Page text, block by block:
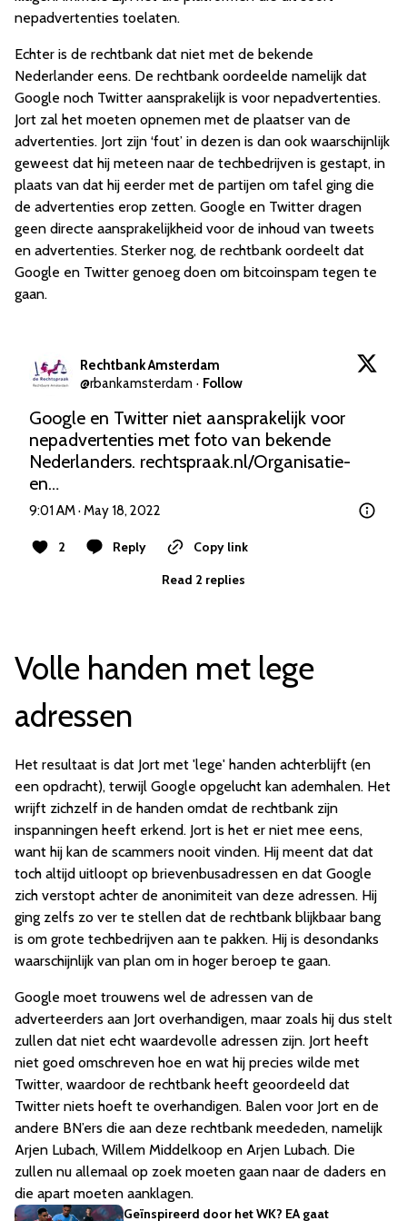
nepadvertenties toelaten.
Echter is de rechtbank dat niet met de bekende
Nederlander eens. De rechtbank oordeelde namelijk dat
Google noch Twitter aansprakelijk is voor nepadvertenties.
Jort zal het moeten opnemen met de plaatser van de
advertenties. Jort zijn ‘fout’ in dezen is dan ook waarschijnlijk
geweest dat hij meteen naar de techbedrijven is gestapt, in
plaats van dat hij eerder met de partijen om tafel ging die
de advertenties erop zetten. Google en Twitter dragen
geen directe aansprakelijkheid voor de inhoud van tweets
en advertenties. Sterker nog, de rechtbank oordeelt dat
Google en Twitter genoeg doen om bitcoinspam tegen te
gaan.
Rechtbank Amsterdam
@rbankamsterdam · Follow
Google en Twitter niet aansprakelijk voor
nepadvertenties met foto van bekende
Nederlanders. rechtspraak.nl/Organisatie-
en…
9:01 AM · May 18, 2022
2 Reply
Copy link
Read 2 replies
Volle handen met lege
adressen
Het resultaat is dat Jort met 'lege' handen achterblijft (en
een opdracht), terwijl Google opgelucht kan ademhalen. Het
wrijft zichzelf in de handen omdat de rechtbank zijn
inspanningen heeft erkend. Jort is het er niet mee eens,
want hij kan de scammers nooit vinden. Hij meent dat dat
toch altijd uitloopt op brievenbusadressen en dat Google
zich verstopt achter de anonimiteit van deze adressen. Hij
ging zelfs zo ver te stellen dat de rechtbank blijkbaar bang
is om grote techbedrijven aan te pakken. Hij is desondanks
waarschijnlijk van plan om in hoger beroep te gaan.
Google moet trouwens wel de adressen van de
adverteerders aan Jort overhandigen, maar zoals hij dus stelt
zullen dat niet echt waardevolle adressen zijn. Jort heeft
niet goed omschreven hoe en wat hij precies wilde met
Twitter, waardoor de rechtbank heeft geoordeeld dat
Twitter niets hoeft te overhandigen. Balen voor Jort en de
andere BN’ers die aan deze rechtbank meededen, namelijk
Arjen Lubach, Willem Middelkoop en Arjen Lubach. Die
zullen nu allemaal op zoek moeten gaan naar de daders en
die apart moeten aanklagen.
Geïnspireerd door het WK? EA gaat